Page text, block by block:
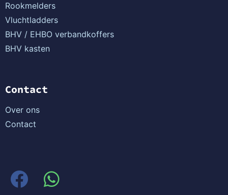
Rookmelders
Vluchtladders
BHV / EHBO verbandkoffers
BHV kasten
Contact
Over ons
Contact